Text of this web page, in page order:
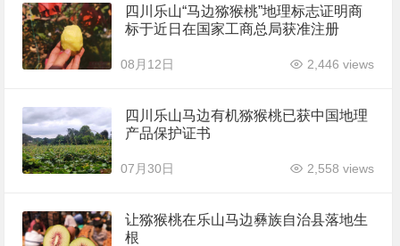
四川乐山“马边猕猴桃”地理标志证明商
标于近日在国家工商总局获准注册
08月12日 2,446 views
四川乐山马边有机猕猴桃已获中国地理
产品保护证书
07月30日 2,558 views
让猕猴桃在乐山马边彝族自治县落地生
根